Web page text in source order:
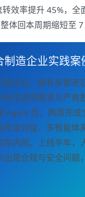
效率提升 45%，全
体回本周期缩短至 7
制造企业实践案
造企业，拥有多套老
岗位协同需求与严格
Agent 后，两周完成
改造对接、多智能体
存内网。上线半年，
出现合规与安全问题